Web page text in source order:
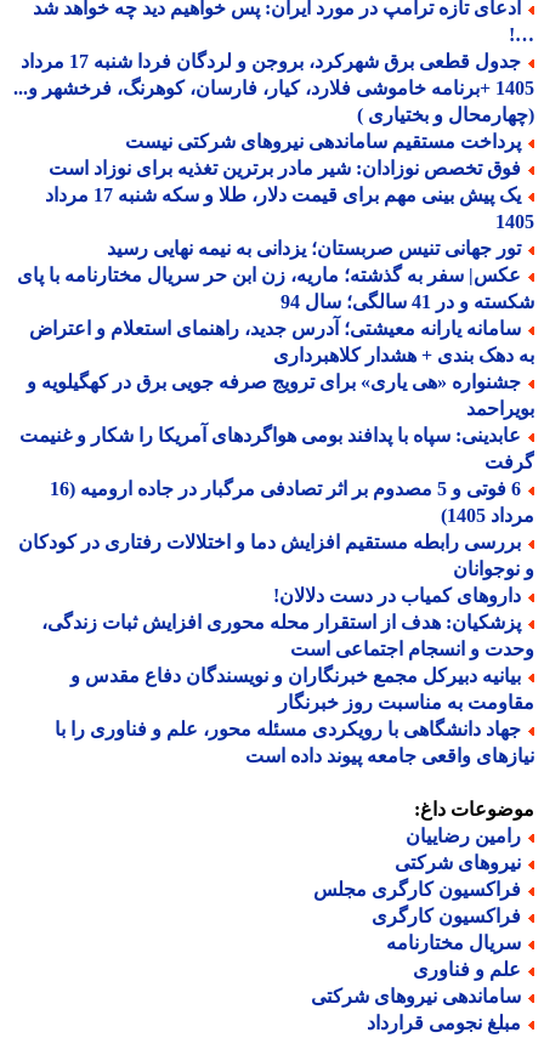
تازه ترامپ در مورد ایران: پس خواهیم دید چه خواهد شد
جدول قطعی برق شهرکرد، بروجن و لردگان فردا شنبه 17 مرداد
1405 +برنامه خاموشی فلارد، کیار، فارسان، کوهرنگ، فرخشهر و...
و بختیاری )
مستقیم ساماندهی نیروهای شرکتی نیست
تخصص نوزادان: شیر مادر برترین تغذیه برای نوزاد است
یک پیش بینی مهم برای قیمت دلار، طلا و سکه شنبه 17 مرداد
جهانی تنیس صربستان؛ یزدانی به نیمه نهایی رسید
سفر به گذشته؛ ماریه، زن ابن حر سریال مختارنامه با پای
و در 41 سالگی؛ سال 94
یارانه معیشتی؛ آدرس جدید، راهنمای استعلام و اعتراض
دهک بندی + هشدار کلاهبرداری
«هی یاری» برای ترویج صرفه جویی برق در کهگیلویه و
سپاه با پدافند بومی هواگردهای آمریکا را شکار و غنیمت
6 فوتی و 5 مصدوم بر اثر تصادفی مرگبار در جاده ارومیه (16
1405)
رابطه مستقیم افزایش دما و اختلالات رفتاری در کودکان
کمیاب در دست دلالان!
هدف از استقرار محله محوری افزایش ثبات زندگی،
و انسجام اجتماعی است
دبیرکل مجمع خبرنگاران و نویسندگان دفاع مقدس و
به مناسبت روز خبرنگار
دانشگاهی با رویکردی مسئله محور، علم و فناوری را با
واقعی جامعه پیوند داده است
داغ:
رضاییان
شرکتی
کارگری مجلس
کارگری
مختارنامه
و فناوری
نیروهای شرکتی
نجومی قرارداد